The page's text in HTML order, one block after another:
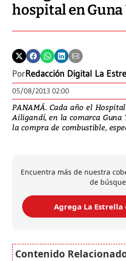
hospital en Guna
PorRedacción Digital La
05/08/2013 02:00
PANAMÁ. Cada año el
Ailigandí, en la comarca Guna
la compra de combustible,
Encuentra más de nuestra
de
Agrega La Estrella